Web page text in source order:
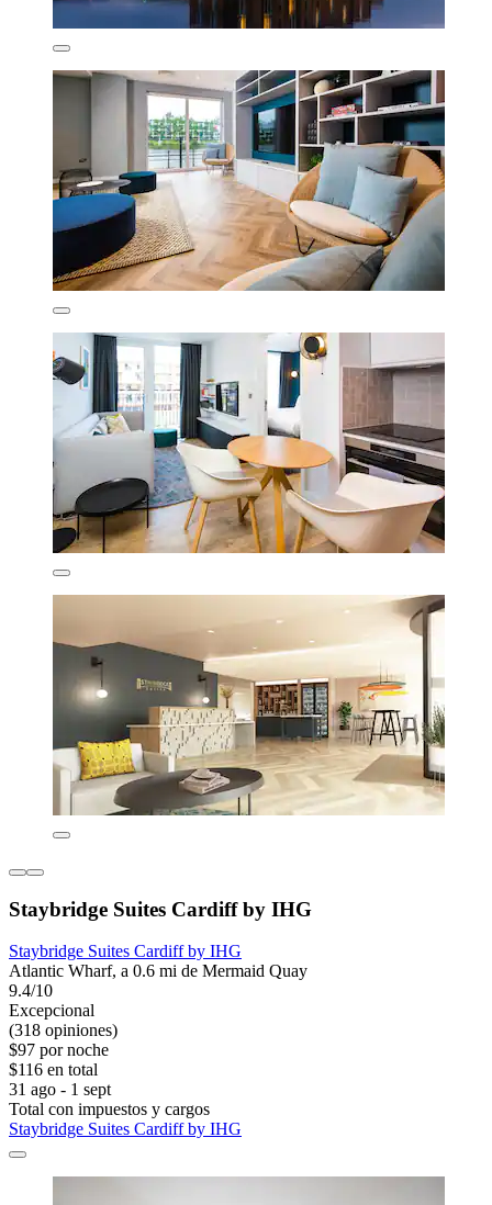
Staybridge Suites Cardiff by IHG
Staybridge Suites Cardiff by IHG
Atlantic Wharf, a 0.6 mi de Mermaid Quay
9.4/10
Excepcional
(318 opiniones)
$97 por noche
$116 en total
31 ago - 1 sept
Total con impuestos y cargos
Staybridge Suites Cardiff by IHG